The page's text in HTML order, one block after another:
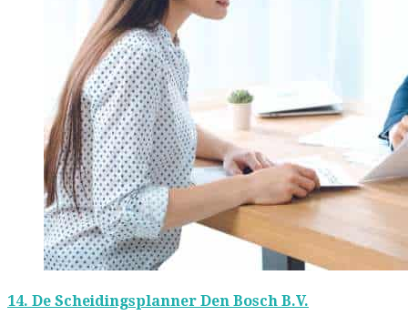
14. De Scheidingsplanner Den Bosch B.V.